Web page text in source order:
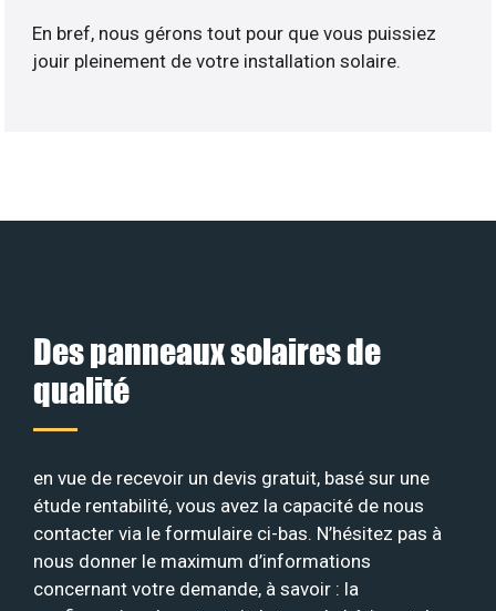
En bref, nous gérons tout pour que vous puissiez
jouir pleinement de votre installation solaire.
Des panneaux solaires de
qualité
en vue de recevoir un devis gratuit, basé sur une
étude rentabilité, vous avez la capacité de nous
contacter via le formulaire ci-bas. N’hésitez pas à
nous donner le maximum d’informations
concernant votre demande, à savoir : la